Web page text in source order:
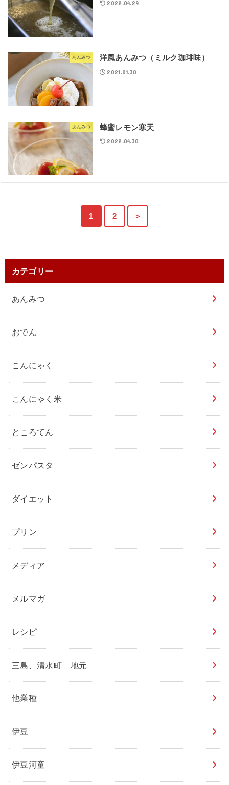
2022.04.29
あんみつ 洋風あんみつ（ミルク珈琲味）
2021.01.30
あんみつ 蜂蜜レモン寒天
2022.04.30
1 2 ＞
カテゴリー
あんみつ
おでん
こんにゃく
こんにゃく米
ところてん
ゼンパスタ
ダイエット
プリン
メディア
メルマガ
レシピ
三島、清水町 地元
他業種
伊豆
伊豆河童